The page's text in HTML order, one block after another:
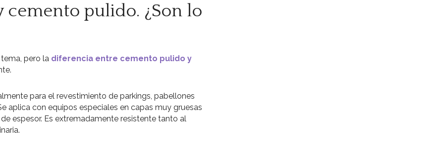
pulido. ¿Son lo
pero la diferencia entre cemento pulido y
para el revestimiento de parkings, pabellones
aplica con equipos especiales en capas muy gruesas
espesor. Es extremadamente resistente tanto al